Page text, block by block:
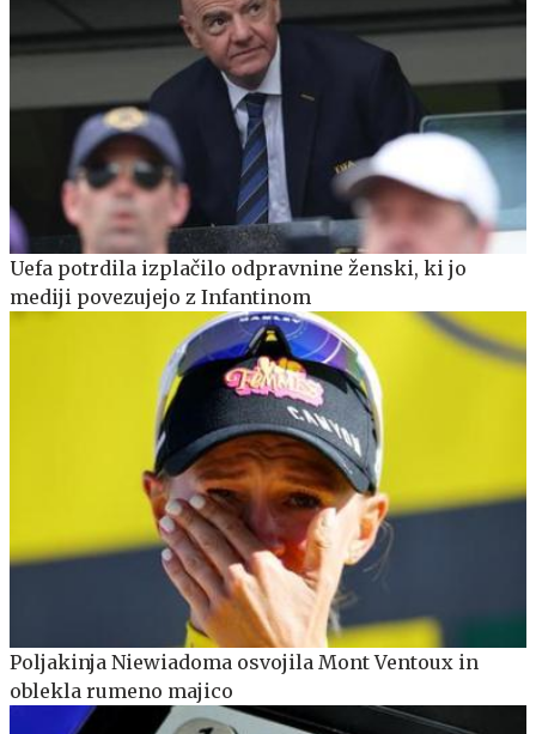
Uefa potrdila izplačilo odpravnine ženski, ki jo
mediji povezujejo z Infantinom
Poljakinja Niewiadoma osvojila Mont Ventoux in
oblekla rumeno majico